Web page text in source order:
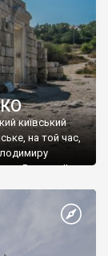
київський
на той час,
Василю ІІ, та
Таврійського